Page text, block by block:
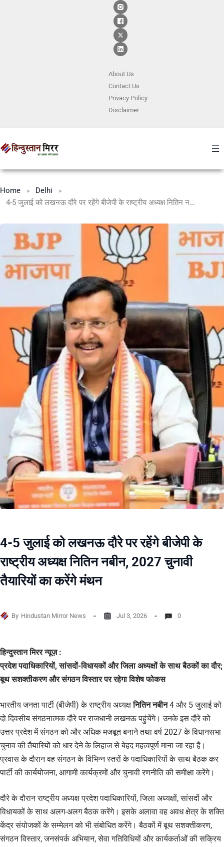
About Us
ContactUs
Privacy Policy
Disclaimer
Home
Delhi
4-5 जुलाई को लखनऊ दौरे पर रहेंगे बीजेपी के राष्ट्रीय अध्यक्ष नितिन नबीन, 2027 चुनावी तैयारियों का करेंगे मंथन
4-5 जुलाई को लखनऊ दौरे पर रहेंगे बीजेपी के
राष्ट्रीय अध्यक्ष नितिन नबीन, 2027 चुनावी
तैयारियों का करेंगे मंथन
By Hindustan Mirror News Jul 3, 2026 0
हिन्दुस्तान मिरर न्यूज़ :
प्रदेश पदाधिकारियों, सांसदों-विधायकों और जिला अध्यक्षों के साथ बैठकों का दौर;
बूथ सशक्तीकरण और संगठन विस्तार पर रहेगा विशेष फोकस
भारतीय जनता पार्टी (बीजेपी) के राष्ट्रीय अध्यक्षनितिन नबीन4 और 5 जुलाई को
दो दिवसीय संगठनात्मक दौरे पर राजधानी लखनऊ पहुंचेंगे। उनके इस दौरे को
उत्तर प्रदेश में संगठन को और अधिक मजबूत बनाने तथा वर्ष 2027 के विधानसभा
चुनाव की तैयारियों को धार देने के लिहाज से बेहद महत्वपूर्ण माना जा रहा है।
प्रवास के दौरान वह संगठन के विभिन्न स्तरों के पदाधिकारियों के साथ बैठक कर
पार्टी की कार्ययोजना, आगामी कार्यक्रमों और चुनावी रणनीति की समीक्षा करेंगे।
दौरे के दौरान राष्ट्रीय अध्यक्ष प्रदेश पदाधिकारियों, जिला अध्यक्षों, सांसदों और
विधायकों के साथ अलग-अलग बैठक करेंगे। इसके अलावा वह अवध क्षेत्र के शक्ति
केंद्र संयोजकों के सम्मेलन को भी संबोधित करेंगे। बैठकों में बूथ सशक्तीकरण,
संगठन विस्तार, जनसंपर्क अभियान, सेवा गतिविधियों और कार्यकर्ताओं की सक्रिय